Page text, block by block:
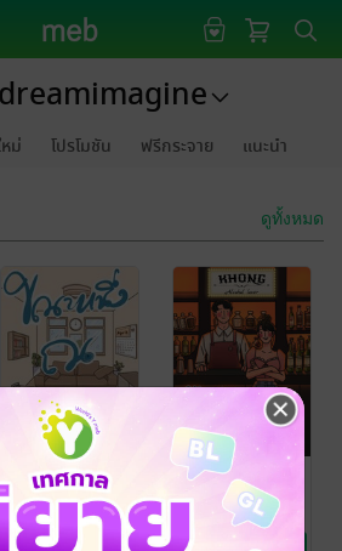
ม่ โปรโมชัน ฟรีกระจาย แนะนำ
ดูทั้งหมด
ขณะหนึ่ง ณ
ห้วงเวลา
Deerosequartz /
ขนม
รวมเรื่องสั้น
ALCOHOL
LOVER [
KHONG ] คน
ไม่อ่อนโยน
daydreamimagine/
ขนมเบื้อง
นิยายรักวัยรุ่น